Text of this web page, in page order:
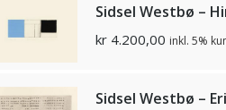
Sidsel Westbø –
kr4.200,00 inkl. 5%
Sidsel Westbø –